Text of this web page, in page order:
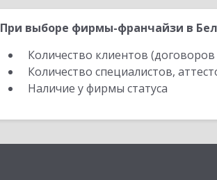
При выборе фирмы-франчайзи в
Количество клиентов
Количество специалистов,
Наличие у фирмы статуса